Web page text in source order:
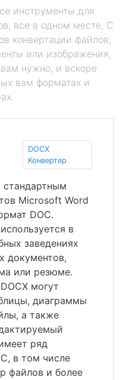
инструменты для
все в одном месте. С
конвертации файлов,
или изображения,
нужно, и вскоре
вам форматах и
DOCX
Конвертер
стандартным
Microsoft Word
DOC.
в
заведениях
документов,
или резюме.
могут
диаграммы
а также
ряд
в том числе
файлов и более